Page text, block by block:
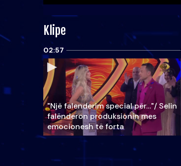
Klipe
02:57
"Një falenderim special për…"/ Selin
falënderon produksionin mes
emocionesh të forta